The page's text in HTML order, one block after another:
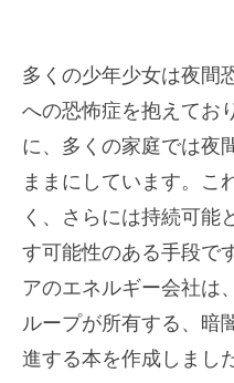
多くの少年少女は夜間
への恐怖症を抱えてお
に、多くの家庭では夜
ままにしています。こ
く、さらには持続可能
す可能性のある手段で
アのエネルギー会社は、
ループが所有する、暗
進する本を作成しました